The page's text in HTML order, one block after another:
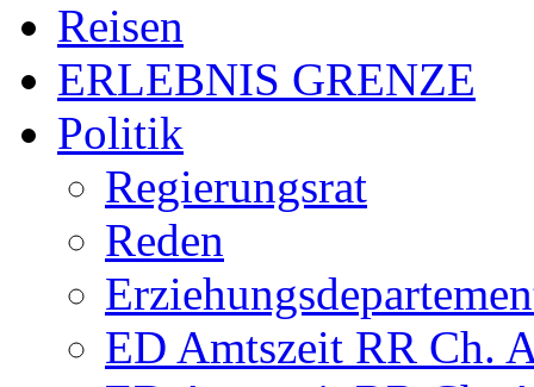
Reisen
ERLEBNIS GRENZE
Politik
Regierungsrat
Reden
ED Amtszeit RR Ch.